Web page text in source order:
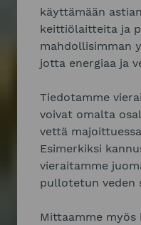
käyttämään
keittiölaitteita ja
mahdollisimman
jotta energiaa ja
Tiedotamme
voivat omalta
vettä
Esimerkiksi
vieraitamme
pullotetun veden
Mittaamme myös